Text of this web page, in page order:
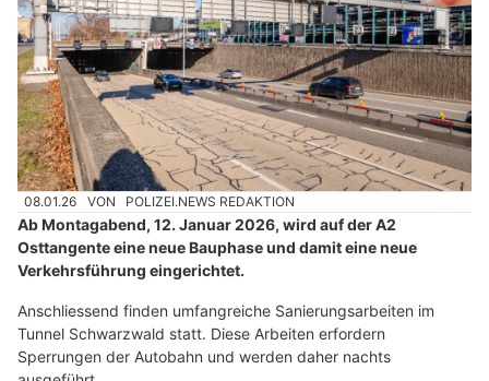
08.01.26 VON POLIZEI.NEWS REDAKTION
Ab Montagabend, 12. Januar 2026, wird auf der A2
Osttangente eine neue Bauphase und damit eine neue
Verkehrsführung eingerichtet.
Anschliessend finden umfangreiche Sanierungsarbeiten im
Tunnel Schwarzwald statt. Diese Arbeiten erfordern
Sperrungen der Autobahn und werden daher nachts